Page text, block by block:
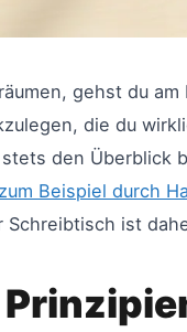
gehst du am
die du
den
Beispiel durch
Schreibtisch ist